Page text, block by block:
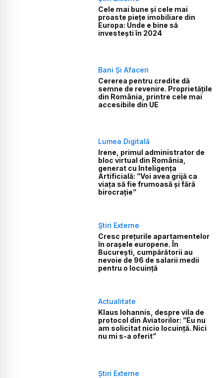
Cele mai bune și cele mai
proaste piețe imobiliare din
Europa: Unde e bine să
investești în 2024
Bani Și Afaceri
Cererea pentru credite dă
semne de revenire. Proprietățile
din România, printre cele mai
accesibile din UE
Lumea Digitală
Irene, primul administrator de
bloc virtual din România,
generat cu Inteligența
Artificială: ”Voi avea grijă ca
viața să fie frumoasă și fără
birocrație”
Știri Externe
Cresc prețurile apartamentelor
în orașele europene. În
București, cumpărătorii au
nevoie de 96 de salarii medii
pentru o locuință
Actualitate
Klaus Iohannis, despre vila de
protocol din Aviatorilor: ”Eu nu
am solicitat nicio locuință. Nici
nu mi s-a oferit”
Știri Externe